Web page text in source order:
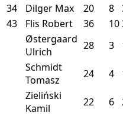
34
Dilger Max 20 8
43
Flis Robert 36 10
Østergaard
Ulrich
28 3
Schmidt
Tomasz
24 4
Zieliński
Kamil
22 6